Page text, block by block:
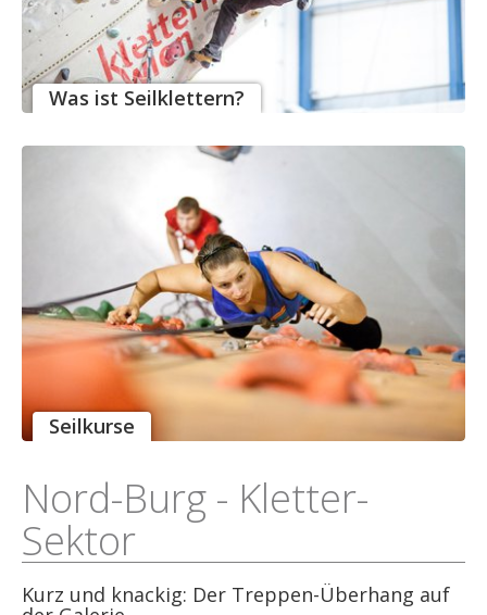
Was ist Seilklettern?
Seilkurse
Nord-Burg - Kletter-
Sektor
Kurz und knackig: Der Treppen-Überhang auf